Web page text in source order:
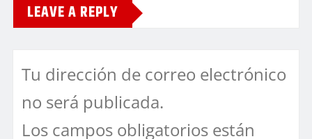
LEAVE A REPLY
Tu dirección de correo electrónico
no será publicada.
Los campos obligatorios están